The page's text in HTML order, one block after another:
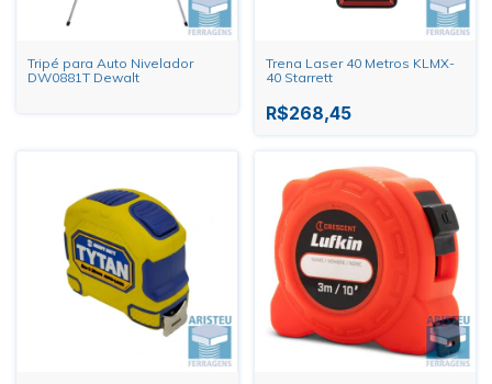
Tripé para Auto Nivelador
DW0881T Dewalt
Trena Laser 40 Metros KLMX-
40 Starrett
R$268,45